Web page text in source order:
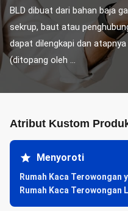
BLD dibuat dari bahan baja
sekrup, baut atau
dapat dilengkapi dan
(ditopang oleh ...
Atribut Kustom
Menyoroti
Rumah Kaca Terowongan
Rumah Kaca Terowongan